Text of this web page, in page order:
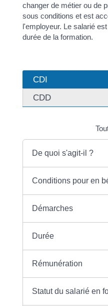
changer de métier ou de
sous conditions et est
l'employeur. Le salarié
durée de la formation.
CDI
CDD
De quoi s'agit-il ?
Conditions pour en
Démarches
Durée
Rémunération
Statut du salarié en